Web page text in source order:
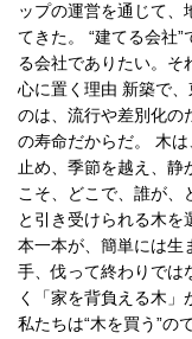
ップの運営を通じて、
てきた。 “建てる会社
る会社でありたい。そ
心に置く理由 新築で
のは、流行や差別化の
の寿命だからだ。 木
止め、季節を越え、静
こそ、どこで、誰が、
と引き受けられる木
本一本が、簡単には生
手、伐って終わりでは
く「家を背負える木」
私たちは“木を買う”の